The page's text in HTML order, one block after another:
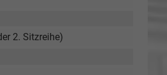
2. Sitzreihe)